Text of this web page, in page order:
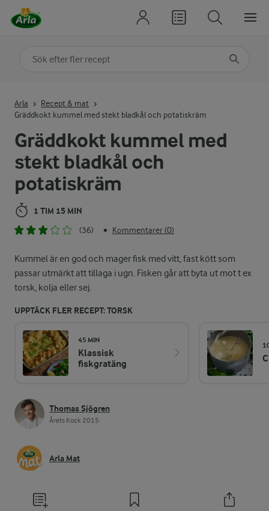
Gräddkokt kummel med
stekt bladkål och
potatiskräm
1 TIM 15 MIN
(36) • Kommentarer (0)
Kummel är en god och mager fisk med vitt, fast kött som
passar utmärkt att tillaga i ugn. Fisken går att byta ut mot t ex
torsk, kolja eller sej.
UPPTÄCK FLER RECEPT: TORSK
45 MIN
Klassisk
fiskgratäng
Thomas Sjögren
Årets Kock 2015
Arla Mat
Arla
Recept & mat
Gräddkokt kummel med stekt bladkål och potatiskräm
Sök på kategori eller ingrediens